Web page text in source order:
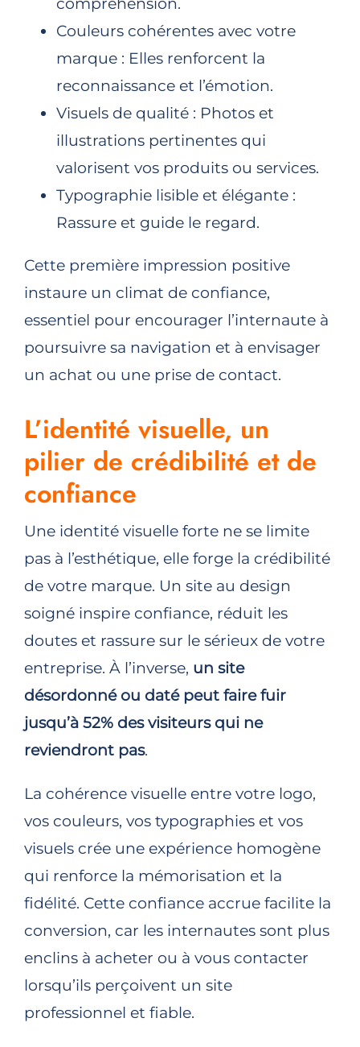
Couleurs cohérentes avec votre
marque : Elles renforcent la
reconnaissance et l’émotion.
Visuels de qualité : Photos et
illustrations pertinentes qui
valorisent vos produits ou services.
Typographie lisible et élégante :
Rassure et guide le regard.
Cette première impression positive
instaure un climat de confiance,
essentiel pour encourager l’internaute à
poursuivre sa navigation et à envisager
un achat ou une prise de contact.
L’identité visuelle, un
pilier de crédibilité et de
confiance
Une identité visuelle forte ne se limite
pas à l’esthétique, elle forge la crédibilité
de votre marque. Un site au design
soigné inspire confiance, réduit les
doutes et rassure sur le sérieux de votre
entreprise. À l’inverse, un site
désordonné ou daté peut faire fuir
jusqu’à 52% des visiteurs qui ne
reviendront pas.
La cohérence visuelle entre votre logo,
vos couleurs, vos typographies et vos
visuels crée une expérience homogène
qui renforce la mémorisation et la
fidélité. Cette confiance accrue facilite la
conversion, car les internautes sont plus
enclins à acheter ou à vous contacter
lorsqu’ils perçoivent un site
professionnel et fiable.